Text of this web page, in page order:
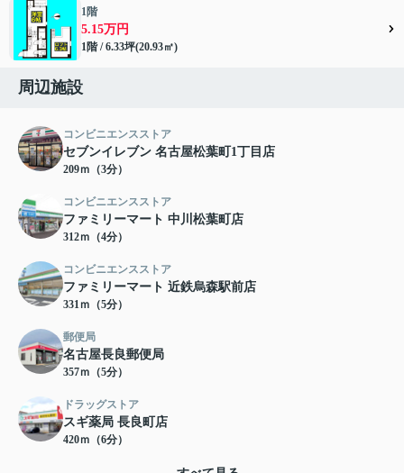
1階
5.15万円
1階 / 6.33坪(20.93㎡)
周辺施設
コンビニエンスストア
セブンイレブン 名古屋松葉町1丁目店
209ｍ（3分）
コンビニエンスストア
ファミリーマート 中川松葉町店
312ｍ（4分）
コンビニエンスストア
ファミリーマート 近鉄烏森駅前店
331ｍ（5分）
郵便局
名古屋長良郵便局
357ｍ（5分）
ドラッグストア
スギ薬局 長良町店
420ｍ（6分）